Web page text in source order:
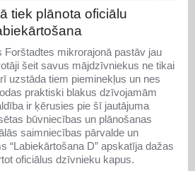
tiek plānota oficiālu
Forštadtes mikrorajonā pastāv jau
šeit savus mājdzīvniekus ne tikai
uzstāda tiem pieminekļus un nes
praktiski blakus dzīvojamām
ir ķērusies pie šī jautājuma
būvniecības un plānošanas
saimniecības pārvalde un
“Labiekārtošana D” apskatīja dažas
oficiālus dzīvnieku kapus.